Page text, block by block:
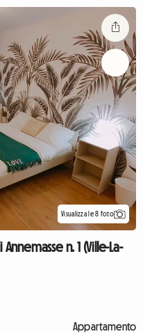
Visualizza le 8 foto
n. 1 (Ville-La-
Appartamento